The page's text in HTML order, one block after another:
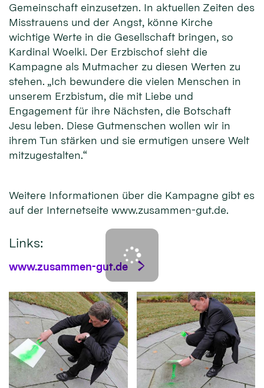
Gemeinschaft einzusetzen. In aktuellen Zeiten des
Misstrauens und der Angst, könne Kirche
wichtige Werte in die Gesellschaft bringen, so
Kardinal Woelki. Der Erzbischof sieht die
Kampagne als Mutmacher zu diesen Werten zu
stehen. „Ich bewundere die vielen Menschen in
unserem Erzbistum, die mit Liebe und
Engagement für ihre Nächsten, die Botschaft
Jesu leben. Diese Gutmenschen wollen wir in
ihrem Tun stärken und sie ermutigen unsere Welt
mitzugestalten.“
Weitere Informationen über die Kampagne gibt es
auf der Internetseite www.zusammen-gut.de.
Links:
www.zusammen-gut.de